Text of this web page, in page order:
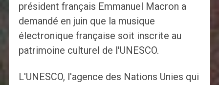
président français Emmanuel Macron a
demandé en juin que la musique
électronique française soit inscrite au
patrimoine culturel de l'UNESCO.
L'UNESCO, l'agence des Nations Unies qui